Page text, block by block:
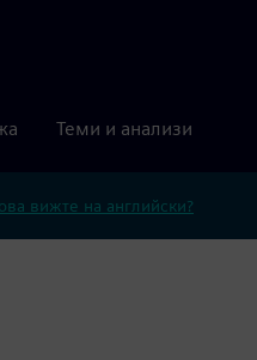
Теми и анализи
вижте на английски?